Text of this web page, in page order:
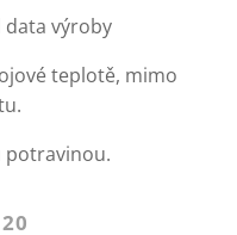
výroby
teplotě, mimo
potravinou.